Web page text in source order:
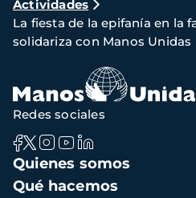
de
navegación
Actividades
La fiesta de la epifanía en la
solidariza con Manos Unidas
Navegación
principal
Quienes somos
Qué hacemos
Redes sociales